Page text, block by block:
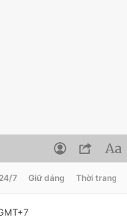
7 Giữ dáng Thời trang